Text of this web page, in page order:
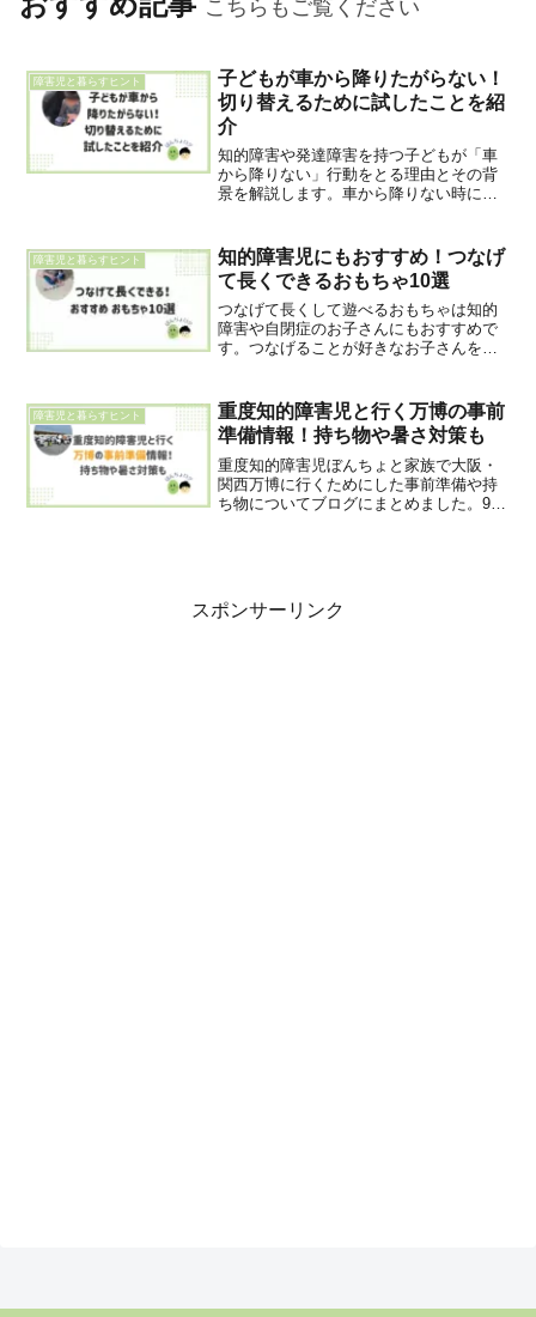
こちらもご覧ください
障害児と暮らすヒント
子どもが車から降りたがらない！
切り替えるために試したことを紹
介
知的障害や発達障害を持つ子どもが「車
から降りない」行動をとる理由とその背
景を解説します。車から降りない時に本
ついて目を向けることが行動にアプロー
チしていく上では大切です。
障害児と暮らすヒント
知的障害児にもおすすめ！つなげ
て長くできるおもちゃ10選
つなげて長くして遊べるおもちゃは知的
障害や自閉症のお子さんにもおすすめで
す。つなげることが好きなお子さんを持
していくと遊べるおもちゃが見つかりや
すいです。
障害児と暮らすヒント
重度知的障害児と行く万博の事前
準備情報！持ち物や暑さ対策も
重度知的障害児ぼんちょと家族で大阪・
関西万博に行くためにした事前準備や持
ち物についてブログにまとめました。9
スポンサーリンク